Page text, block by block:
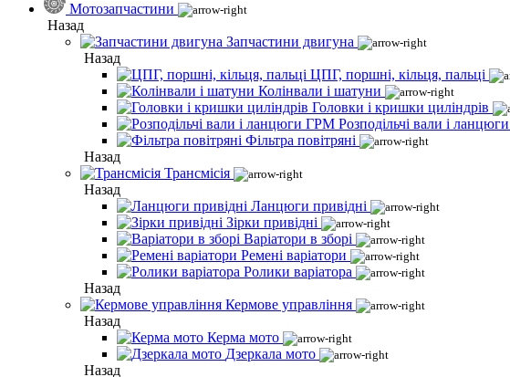
Мотозапчастини
Назад
Запчастини двигуна
Назад
ЦПГ, поршні, кільця, пальці
Колінвали і шатуни
Головки і кришки циліндрів
Розподільчі вали і
Фільтра повітряні
Назад
Трансмісія
Назад
Ланцюги привідні
Зірки привідні
Варіатори в зборі
Ремені варіатори
Ролики варіатора
Назад
Кермове управління
Назад
Керма мото
Дзеркала мото
Назад